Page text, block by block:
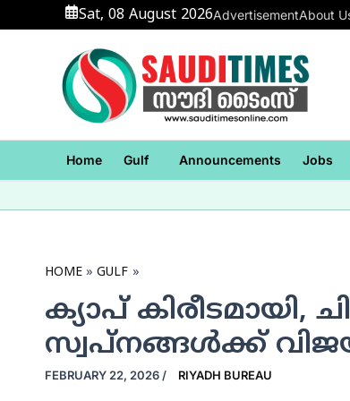
to
Sat, 08 August 2026AdvertisementAbout
Home Gulf Announcements Jobs
HOME GULF
ക്യാപ് കിരീടമായി,
സ്വപ്‌നങ്ങള്‍ക്ക്
FEBRUARY 22, 2026 / RIYADH BUREAU